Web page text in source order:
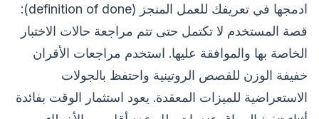
ادمجها في تعريفك للعمل المنجز (definition of done):
قصة المستخدم لا تكتمل حتى تتم مراجعة حالات الاختبار
الخاصة بها والموافقة عليها. استخدم مراجعات الأقران
خفيفة الوزن للقصص الروتينية واحتفظ بالجولات
الاستعراضية للميزات المعقدة. يعود استثمار الوقت بفائدة